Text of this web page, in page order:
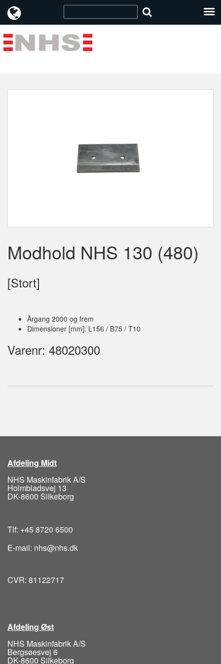
[Stort] " />
Modhold NHS 130 (480)
[Stort]
Årgang 2000 og frem
Dimensioner [mm]: L156 / B75 / T10
Varenr: 48020300
Afdeling Midt
NHS Maskinfabrik A/S
Holmbladsvej 13
DK-8600 Silkeborg
Tlf: +45 8720 6500
E-mail: nhs@nhs.dk
CVR: 81122717
Afdeling Øst
NHS Maskinfabrik A/S
Bergsøesvej 6
DK-8600 Silkeborg